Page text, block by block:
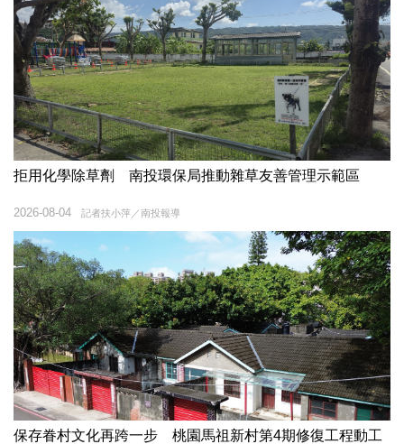
拒用化學除草劑 南投環保局推動雜草友善管理示範區
記者扶小萍／南投報導
2026-08-04
保存眷村文化再跨一步 桃園馬祖新村第4期修復工程動工